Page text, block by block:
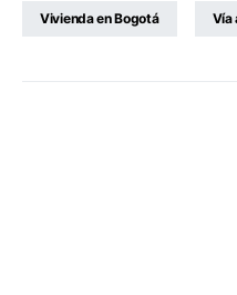
Vivienda en Bogotá Vía